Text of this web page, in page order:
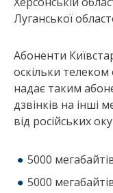
Луганської
Абоненти
оскільки
надає таким
дзвінків на інші
від російських
5000
5000